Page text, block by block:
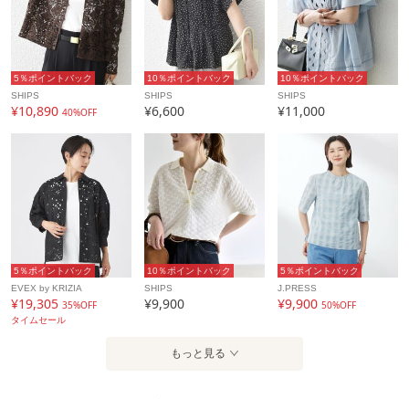
カテゴリ トップス シャツ・ブラウス
素材
基布: 再生繊維（セルロース）84%, ポリエステル
16%, 刺繍糸: ポリエステル100%, 別布: ポリエス
テル80%, コットン20%
製造国 詳細は下記よりお問い合わせください
5％ポイントバック
SHIPS
¥10,890 40%OFF
10％ポイントバック
SHIPS
¥6,600
10％ポイントバック
SHIPS
¥11,000
5％ポイントバック
EVEX by KRIZIA
¥19,305 35%OFF
タイムセール
10％ポイントバック
SHIPS
¥9,900
5％ポイントバック
J.PRESS
¥9,900 50%OFF
もっと見る